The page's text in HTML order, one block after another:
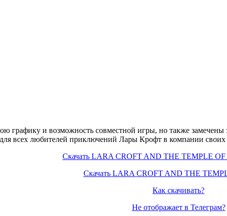
графику и возможность совместной игры, но также
всех любителей приключений Лары Крофт в компании своих
Скачать LARA CROFT AND THE TEMPLE OF
Скачать LARA CROFT AND THE
Как скачивать?
Не отображает в Телеграм?